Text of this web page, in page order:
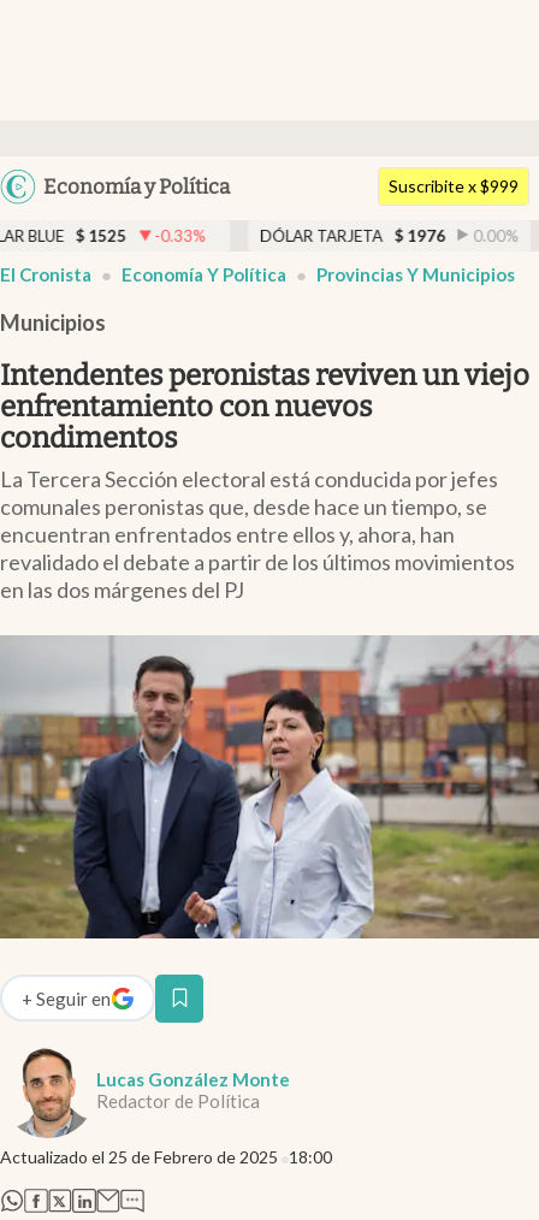
Argentina
USA
Uruguay
Economía y Política
Members
Economía y Política
Finanzas y Mercados
Mercados Online
Negocios
Columnistas
Apertura
Infotechnology
Clase
Eventos Corporativos
El Cronista Studio
Mediakit
abre en nueva pestaña
Argentina
Suscribite x $999
1525 -0.33% DÓLAR TARJETA $ 1976 0.00% DÓLAR
El Cronista Economía Y Política Provincias Y Municipios
Municipios
Intendentes peronistas reviven un viejo
enfrentamiento con nuevos
condimentos
La Tercera Sección electoral está conducida por jefes
comunales peronistas que, desde hace un tiempo, se
encuentran enfrentados entre ellos y, ahora, han
revalidado el debate a partir de los últimos movimientos
en las dos márgenes del PJ
Lucas González Monte
Redactor de Política
Actualizado el 25 de Febrero de 2025 18:00
+ Seguiren
abre en nueva pestaña
abre en nueva pestaña
abre en nueva pestaña
abre en nueva pestaña
abre en nueva pestaña